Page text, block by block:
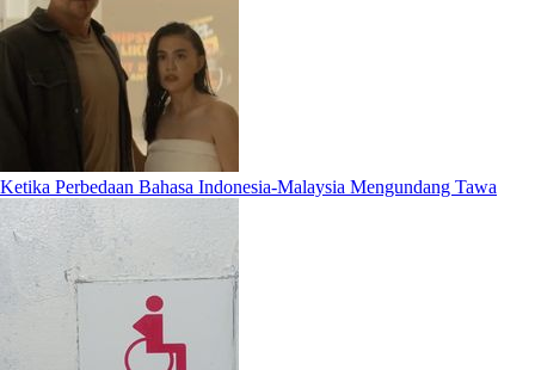
Ketika Perbedaan Bahasa Indonesia-Malaysia Mengundang Tawa